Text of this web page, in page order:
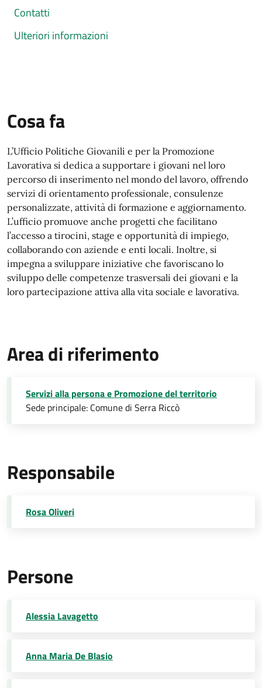
Contatti
Ulteriori informazioni
Cosa fa
L’Ufficio Politiche Giovanili e per la Promozione
Lavorativa si dedica a supportare i giovani nel loro
percorso di inserimento nel mondo del lavoro, offrendo
servizi di orientamento professionale, consulenze
personalizzate, attività di formazione e aggiornamento.
L’ufficio promuove anche progetti che facilitano
l’accesso a tirocini, stage e opportunità di impiego,
collaborando con aziende e enti locali. Inoltre, si
impegna a sviluppare iniziative che favoriscano lo
sviluppo delle competenze trasversali dei giovani e la
loro partecipazione attiva alla vita sociale e lavorativa.
Area di riferimento
Servizi alla persona e Promozione del territorio
Sede principale: Comune di Serra Riccò
Responsabile
Rosa Oliveri
Persone
Alessia Lavagetto
Anna Maria De Blasio